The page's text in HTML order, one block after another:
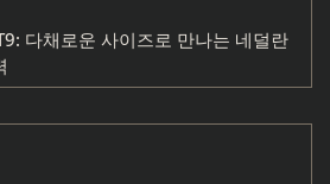
다채로운 사이즈로 만나는 네덜란